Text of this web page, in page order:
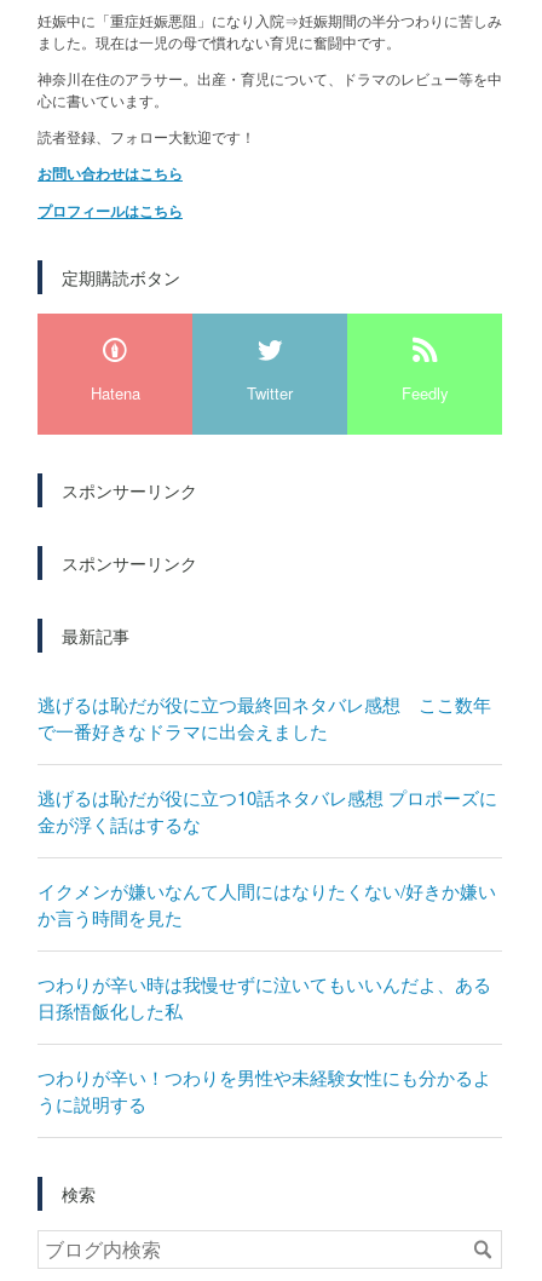
妊娠中に「重症妊娠悪阻」になり入院⇒妊娠期間の半分つわりに苦しみ
ました。現在は一児の母で慣れない育児に奮闘中です。
神奈川在住のアラサー。出産・育児について、ドラマのレビュー等を中
心に書いています。
読者登録、フォロー大歓迎です！
お問い合わせはこちら
プロフィールはこちら
定期購読ボタン
Hatena Twitter Feedly
スポンサーリンク
スポンサーリンク
最新記事
逃げるは恥だが役に立つ最終回ネタバレ感想 ここ数年
で一番好きなドラマに出会えました
逃げるは恥だが役に立つ10話ネタバレ感想 プロポーズに
金が浮く話はするな
イクメンが嫌いなんて人間にはなりたくない/好きか嫌い
か言う時間を見た
つわりが辛い時は我慢せずに泣いてもいいんだよ、ある
日孫悟飯化した私
つわりが辛い！つわりを男性や未経験女性にも分かるよ
うに説明する
検索